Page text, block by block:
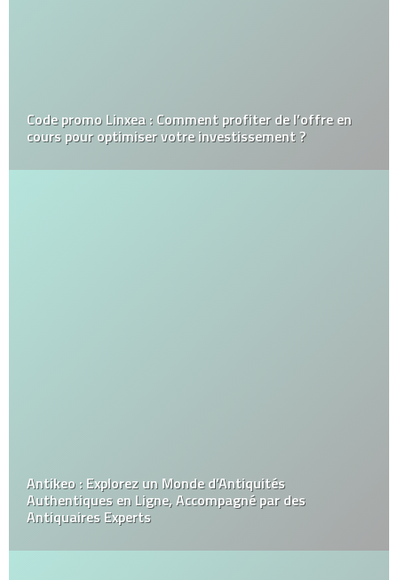
Code promo Linxea : Comment profiter de l’offre en
cours pour optimiser votre investissement ?
Antikeo : Explorez un Monde d’Antiquités
Authentiques en Ligne, Accompagné par des
Antiquaires Experts